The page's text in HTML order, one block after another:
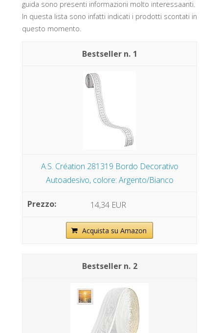
guida sono presenti informazioni molto interessaanti.
In questa lista sono infatti indicati i prodotti scontati in
questo momento.
1
A.S. Création 281319 Bordo Decorativo
Autoadesivo, colore: Argento/Bianco
14,34 EUR
Acquista su Amazon
2